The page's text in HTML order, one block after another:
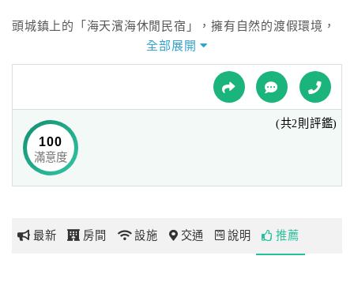
球
網
玩
頭城鎮上的「海天濱海休閒民宿」，擁有自然的渡假環境，
民宿主人為旅客精心佈置溫暖舒適的套房並提供完善住宿設
施，讓您住的安心。
趁著周休假日，邀請家人及三五好友，一同造訪「海天民
宿」，
輕鬆飽覽秀麗山海景緻，享受愜意時光，為生活增添美好回
憶。
全部展開
100
滿意度
(共2則評鑑)
最新 房間 設施 交通 說明 推薦